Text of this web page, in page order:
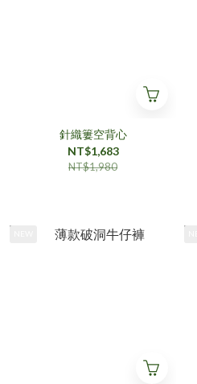
針織簍空背心
NT$1,683
NT$1,980